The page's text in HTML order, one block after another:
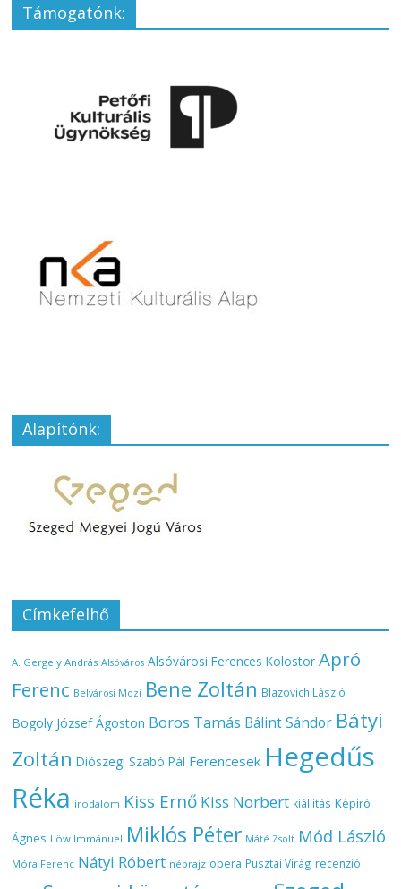
Támogatónk:
Alapítónk:
Címkefelhő
A. Gergely András Alsóváros Alsóvárosi Ferences Kolostor Apró
Ferenc Belvárosi Mozi Bene Zoltán Blazovich László
Bogoly József Ágoston Boros Tamás Bálint Sándor Bátyi
Zoltán Diószegi Szabó Pál Ferencesek Hegedűs
Réka irodalom Kiss Ernő Kiss Norbert kiállítás Képiró
Ágnes Löw Immánuel Miklós Péter Máté Zsolt Mód László
Móra Ferenc Nátyi Róbert néprajz opera Pusztai Virág recenzió